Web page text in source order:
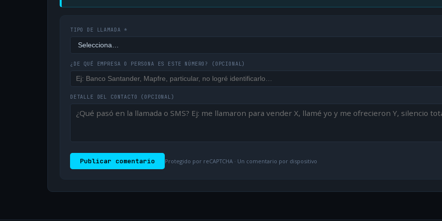
TIPO DE LLAMADA *
¿DE QUÉ EMPRESA O PERSONA ES ESTE NÚMERO? (OPCIONAL)
DETALLE DEL CONTACTO (OPCIONAL)
Publicar comentario Protegido por reCAPTCHA · Un comentario por dispositivo